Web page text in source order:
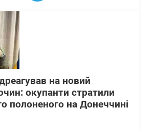
на новий
окупанти стратили
полоненого на Донеччині